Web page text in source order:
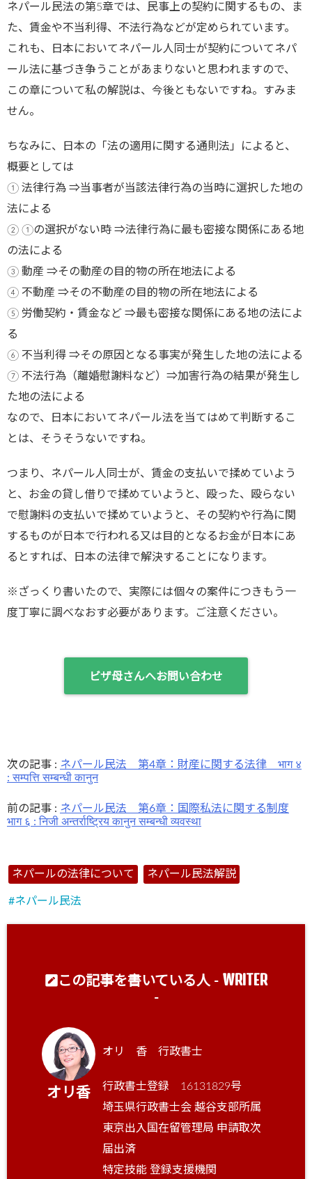
ネパール民法の第5章では、民事上の契約に関するもの、ま
た、賃金や不当利得、不法行為などが定められています。
これも、日本においてネパール人同士が契約についてネパ
ール法に基づき争うことがあまりないと思われますので、
この章について私の解説は、今後ともないですね。すみま
せん。
ちなみに、日本の「法の適用に関する通則法」によると、
概要としては
① 法律行為 ⇒当事者が当該法律行為の当時に選択した地の
法による
② ①の選択がない時 ⇒法律行為に最も密接な関係にある地
の法による
③ 動産 ⇒その動産の目的物の所在地法による
④ 不動産 ⇒その不動産の目的物の所在地法による
⑤ 労働契約・賃金など ⇒最も密接な関係にある地の法によ
る
⑥ 不当利得 ⇒その原因となる事実が発生した地の法による
⑦ 不法行為（離婚慰謝料など）⇒加害行為の結果が発生し
た地の法による
なので、日本においてネパール法を当てはめて判断するこ
とは、そうそうないですね。
つまり、ネパール人同士が、賃金の支払いで揉めていよう
と、お金の貸し借りで揉めていようと、殴った、殴らない
で慰謝料の支払いで揉めていようと、その契約や行為に関
するものが日本で行われる又は目的となるお金が日本にあ
るとすれば、日本の法律で解決することになります。
※ざっくり書いたので、実際には個々の案件につきもう一
度丁寧に調べなおす必要があります。ご注意ください。
ビザ母さんへお問い合わせ
次の記事 : ネパール民法 第4章：財産に関する法律 भाग ४
: सम्पत्ति सम्बन्धी कानुन
前の記事 : ネパール民法 第6章：国際私法に関する制度
भाग ६ : निजी अन्तर्राष्ट्रिय कानुन सम्बन्धी व्यवस्था
ネパールの法律について ネパール民法解説
ネパール民法
この記事を書いている人 - WRITER
-
オリ香
オリ 香 行政書士
行政書士登録 16131829号
埼玉県行政書士会 越谷支部所属
東京出入国在留管理局 申請取次
届出済
特定技能 登録支援機関